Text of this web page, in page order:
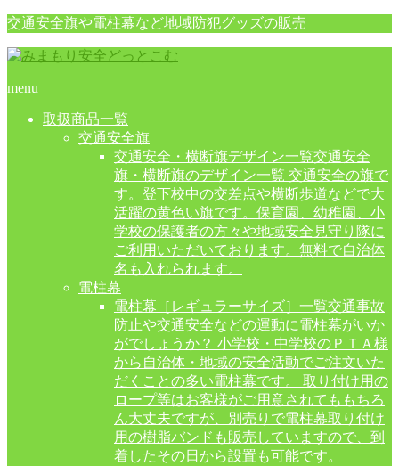
交通安全旗や電柱幕など地域防犯グッズの販売
menu
取扱商品一覧
交通安全旗
交通安全・横断旗デザイン一覧交通安全
旗・横断旗のデザイン一覧 交通安全の旗で
す。登下校中の交差点や横断歩道などで大
活躍の黄色い旗です。保育園、幼稚園、小
学校の保護者の方々や地域安全見守り隊に
ご利用いただいております。無料で自治体
名も入れられます。
電柱幕
電柱幕［レギュラーサイズ］一覧交通事故
防止や交通安全などの運動に電柱幕がいか
がでしょうか？ 小学校・中学校のＰＴＡ様
から自治体・地域の安全活動でご注文いた
だくことの多い電柱幕です。 取り付け用の
ロープ等はお客様がご用意されてももちろ
ん大丈夫ですが、別売りで電柱幕取り付け
用の樹脂バンドも販売していますので、到
着したその日から設置も可能です。